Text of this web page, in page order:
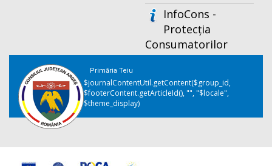
InfoCons -
Protecția
Consumatorilor
Primăria Teiu
$journalContentUtil.getContent($group_id,
$footerContent.getArticleId(), "", "$locale",
$theme_display)